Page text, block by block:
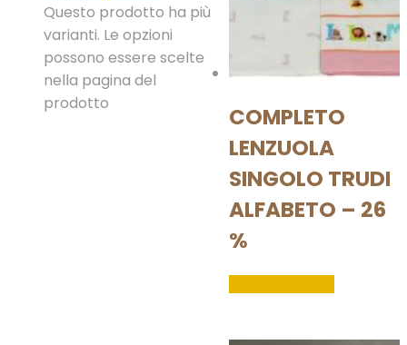
Questo prodotto ha più
varianti. Le opzioni
possono essere scelte
nella pagina del
prodotto
COMPLETO
LENZUOLA
SINGOLO TRUDI
ALFABETO – 26
%